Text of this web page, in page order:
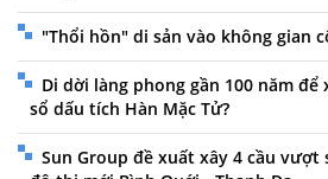
"Thổi hồn" di sản vào không gian
Di dời làng phong gần 100 năm
sổ dấu tích Hàn Mặc Tử?
Sun Group đề xuất xây 4 cầu vượt